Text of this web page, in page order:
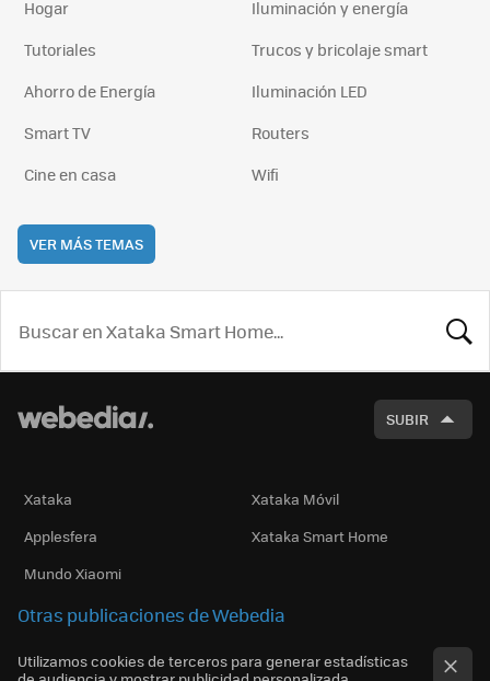
Hogar
Iluminación y energía
Tutoriales
Trucos y bricolaje smart
Ahorro de Energía
Iluminación LED
Smart TV
Routers
Cine en casa
Wifi
VER MÁS TEMAS
SUBIR
Xataka
Xataka Móvil
Applesfera
Xataka Smart Home
Mundo Xiaomi
Otras publicaciones de Webedia
Utilizamos cookies de terceros para generar estadísticas